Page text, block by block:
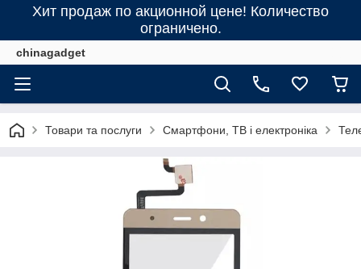
Хит продаж по акционной цене! Количество
ограничено.
chinagadget
Товари та послуги Смартфони, ТВ і електроніка